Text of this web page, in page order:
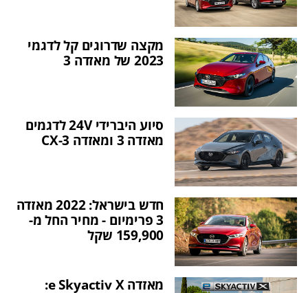
מקצה שדרוגים קל לדגמי
2023 של מאזדה 3
סיוע היברידי 24V לדגמים
מאזדה 3 ומאזדה CX-3
חדש בישראל: 2022 מאזדה
3 פרימיום - מחיר החל מ-
159,900 שקל
מאזדה e Skyactiv X: